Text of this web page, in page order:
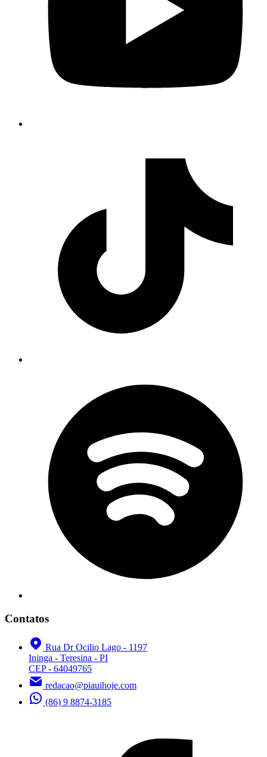
Contatos
Rua Dr Ocilio Lago - 1197
Ininga - Teresina - PI
CEP - 64049765
redacao@piauihoje.com
(86) 9 8874-3185